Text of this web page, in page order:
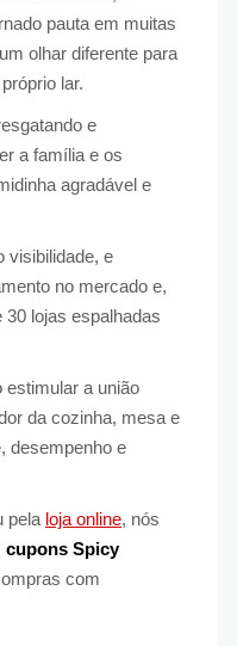
pauta em muitas
olhar diferente para
lar.
e
a família e os
agradável e
visibilidade, e
no mercado e,
lojas espalhadas
a união
da cozinha, mesa e
desempenho e
pela loja online, nós
cupons Spicy
com